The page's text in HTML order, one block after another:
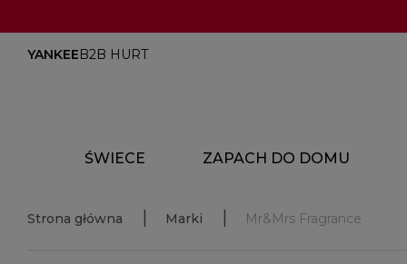
YANKEEB2B HURT
ŚWIECE ZAPACH DO DOMU
Strona główna Marki Mr&Mrs Fragrance